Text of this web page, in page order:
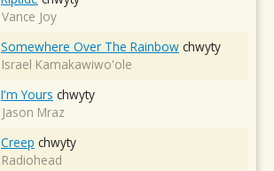
Vance Joy
Somewhere Over The Rainbow chwyty
Israel Kamakawiwo'ole
I'm Yours chwyty
Jason Mraz
Creep chwyty
Radiohead